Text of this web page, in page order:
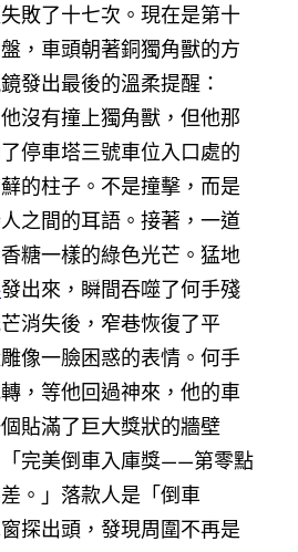
敗了十七次。現在是第十
，車頭朝著銅獨角獸的方
發出最後的溫柔提醒：
他沒有撞上獨角獸，但他那
停車塔三號車位入口處的
的柱子。不是撞擊，而是
之間的耳語。接著，一道
糖一樣的綠色光芒。猛地
發出來，瞬間吞噬了何手殘
消失後，窄巷恢復了平
像一臉困惑的表情。何手
，等他回過神來，他的車
貼滿了巨大獎狀的牆壁
完美倒車入庫獎——第零點
。」落款人是「倒車
探出頭，發現周圍不再是